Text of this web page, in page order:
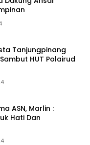
Tanjungpinang
HUT Polairud
ASN, Marlin :
Hati Dan